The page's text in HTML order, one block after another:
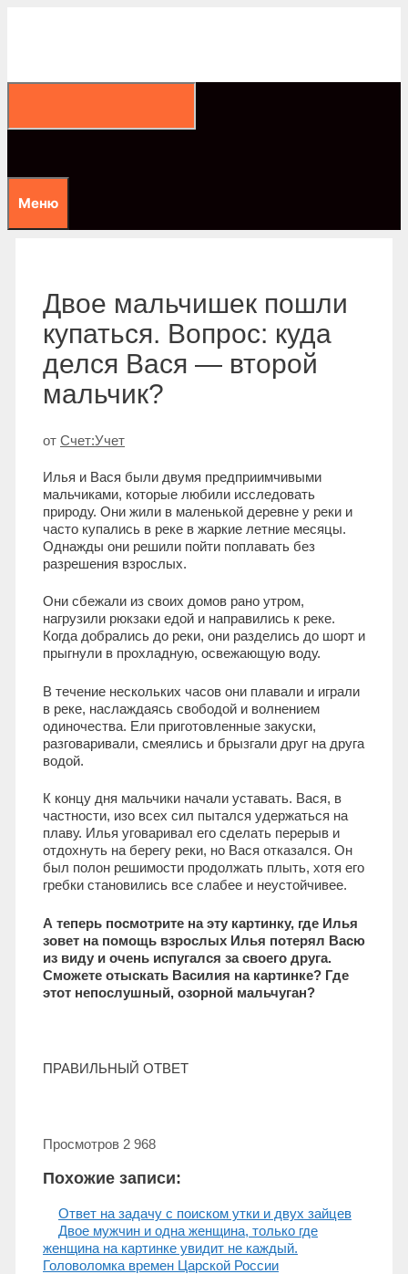
Меню
Двое мальчишек пошли
купаться. Вопрос: куда
делся Вася — второй
мальчик?
от Счет:Учет
Илья и Вася были двумя предприимчивыми
мальчиками, которые любили исследовать
природу. Они жили в маленькой деревне у реки и
часто купались в реке в жаркие летние месяцы.
Однажды они решили пойти поплавать без
разрешения взрослых.
Они сбежали из своих домов рано утром,
нагрузили рюкзаки едой и направились к реке.
Когда добрались до реки, они разделись до шорт и
прыгнули в прохладную, освежающую воду.
В течение нескольких часов они плавали и играли
в реке, наслаждаясь свободой и волнением
одиночества. Ели приготовленные закуски,
разговаривали, смеялись и брызгали друг на друга
водой.
К концу дня мальчики начали уставать. Вася, в
частности, изо всех сил пытался удержаться на
плаву. Илья уговаривал его сделать перерыв и
отдохнуть на берегу реки, но Вася отказался. Он
был полон решимости продолжать плыть, хотя его
гребки становились все слабее и неустойчивее.
А теперь посмотрите на эту картинку, где Илья
зовет на помощь взрослых Илья потерял Васю
из виду и очень испугался за своего друга.
Сможете отыскать Василия на картинке? Где
этот непослушный, озорной мальчуган?
ПРАВИЛЬНЫЙ ОТВЕТ
Просмотров 2 968
Похожие записи:
Ответ на задачу с поиском утки и двух зайцев
Двое мужчин и одна женщина, только где
женщина на картинке увидит не каждый.
Головоломка времен Царской России